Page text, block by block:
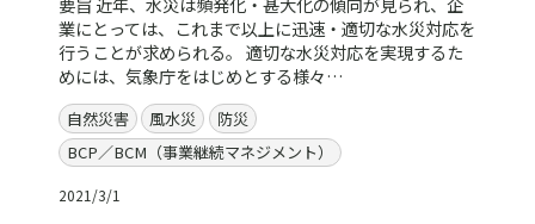
業にとっては、これまで以上に迅速・適切な水災対応を
行うことが求められる。 適切な水災対応を実現するた
めには、気象庁をはじめとする様々…
自然災害 風水災
防災
BCP／BCM（事業継続マネジメント）
2021/3/1